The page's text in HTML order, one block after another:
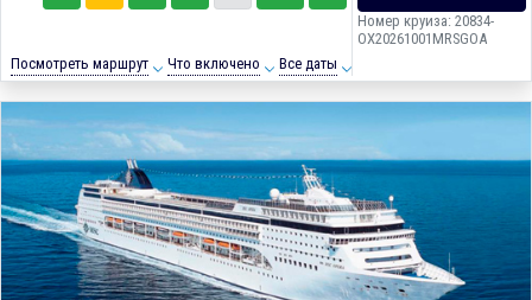
Посмотреть маршрут Что включено Все даты
Номер круиза: 20834-
OX20261001MRSGOA